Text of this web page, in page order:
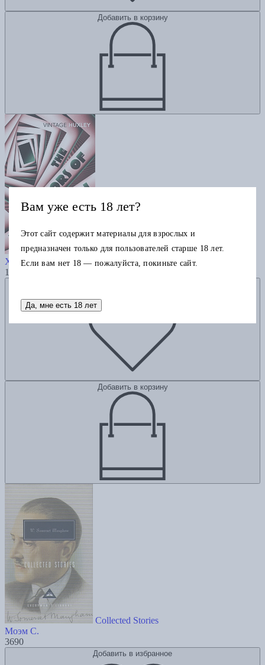
Добавить в корзину
The Doors of Perception
Хаксли О.
1185
Добавить в корзину
Collected Stories
Моэм С.
3690
Добавить в избранное
Вам уже есть 18 лет?
Этот сайт содержит материалы для взрослых и
предназначен только для пользователей старше 18 лет.
Если вам нет 18 — пожалуйста, покиньте сайт.
Да, мне есть 18 лет